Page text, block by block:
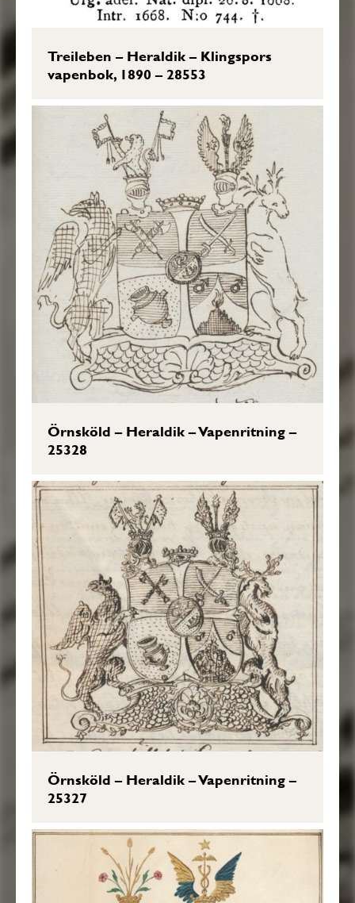
Treileben – Heraldik – Klingspors
vapenbok, 1890 – 28553
Örnsköld – Heraldik – Vapenritning –
25328
Örnsköld – Heraldik – Vapenritning –
25327